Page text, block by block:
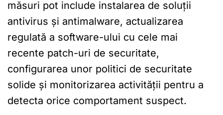
măsuri pot include instalarea de soluții
antivirus și antimalware, actualizarea
regulată a software-ului cu cele mai
recente patch-uri de securitate,
configurarea unor politici de securitate
solide și monitorizarea activității pentru a
detecta orice comportament suspect.